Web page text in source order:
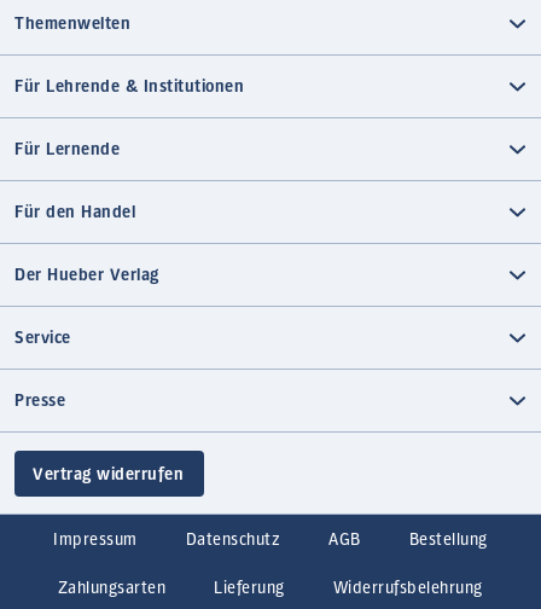
Themenwelten
Für Lehrende & Institutionen
Für Lernende
Für den Handel
Der Hueber Verlag
Service
Presse
Vertrag widerrufen
Impressum Datenschutz AGB Bestellung
Zahlungsarten Lieferung Widerrufsbelehrung